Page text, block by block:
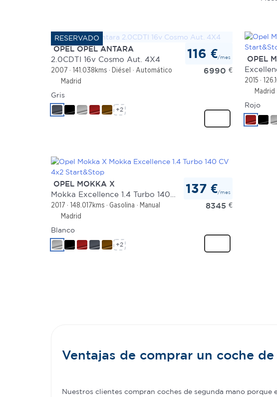
OPEL OPEL ANTARA
2.0CDTI 16v Cosmo Aut. 4X4
2007 141.038kms Diésel
Automático
Madrid
116 €/mes
6990 €
Gris
+2
OPEL
2015
Madrid
Rojo
OPEL MOKKA X
Mokka Excellence 1.4 Turbo 140 CV 4x2 Start&Stop
2017 148.017kms Gasolina
Manual
Madrid
137 €/mes
8345 €
Blanco
+2
Ventajas de comprar un coche
Nuestros clientes compran coches de segunda mano